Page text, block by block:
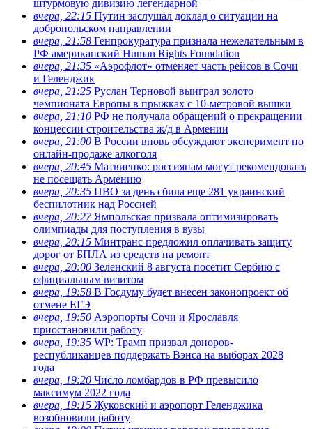
штурмовую дивизию легендарной
вчера, 22:15 Путин заслушал доклад о ситуации на
добропольском направлении
вчера, 21:58 Генпрокуратура признала нежелательным в
РФ американский Human Rights Foundation
вчера, 21:35 «Аэрофлот» отменяет часть рейсов в Сочи
и Геленджик
вчера, 21:25 Руслан Терновой выиграл золото
чемпионата Европы в прыжках с 10-метровой вышки
вчера, 21:10 РФ не получала обращений о прекращении
концессии строительства ж/д в Армении
вчера, 21:00 В России вновь обсуждают эксперимент по
онлайн-продаже алкоголя
вчера, 20:45 Матвиенко: россиянам могут рекомендовать
не посещать Армению
вчера, 20:35 ПВО за день сбила еще 281 украинский
беспилотник над Россией
вчера, 20:27Ямпольская призвала оптимизировать
олимпиады для поступления в вузы
вчера, 20:15 Минтранс предложил оплачивать защиту
дорог от БПЛА из средств на ремонт
вчера, 20:00 Зеленский 8 августа посетит Сербию с
официальным визитом
вчера, 19:58 В Госдуму будет внесен законопроект об
отмене ЕГЭ
вчера, 19:50 Аэропорты Сочи и Ярославля
приостановили работу
вчера, 19:35 WP: Трамп призвал доноров-
республиканцев поддержать Вэнса на выборах 2028
года
вчера, 19:20 Число ломбардов в РФ превысило
максимум 2022 года
вчера, 19:15 Жуковский и аэропорт Геленджика
возобновили работу